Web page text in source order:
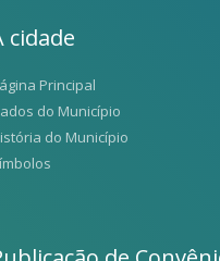
cidade
Principal
do Município
do Município